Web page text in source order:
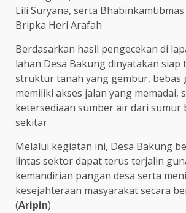
Lili Suryana, serta
Bripka Heri Arafah
Berdasarkan hasil pengecekan di
lahan Desa Bakung dinyatakan siap
struktur tanah yang gembur, bebas
memiliki akses jalan yang memadai,
ketersediaan sumber air dari sumur
sekitar
Melalui kegiatan ini, Desa Bakung
lintas sektor dapat terus terjalin
kemandirian pangan desa serta
kesejahteraan masyarakat secara
(Aripin)